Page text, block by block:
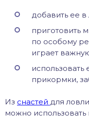
добавить ее
приготовить
по особому
играет
использовать
прикормки,
Из снастей для
можно использовать